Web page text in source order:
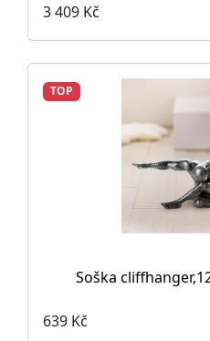
3 409 Kč
TOP
Soška
639 Kč